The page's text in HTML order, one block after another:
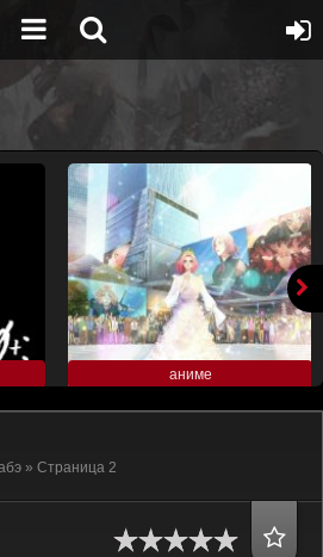
аниме
» Страница 2